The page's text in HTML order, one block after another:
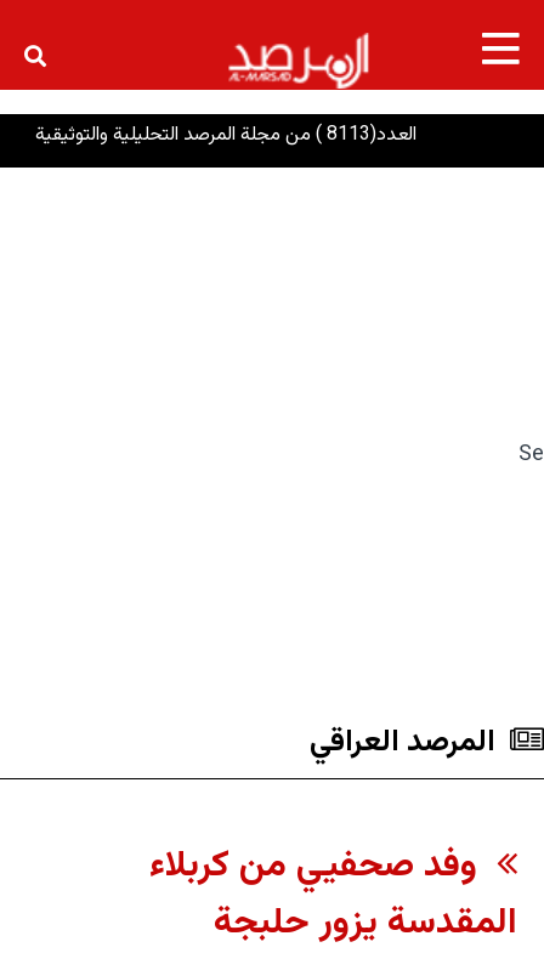
× العدد(8113 ) من مجلة المرصد التحليلية والتوثيقية
المرصد العراقي
وفد صحفيي من كربلاء
المقدسة يزور حلبجة